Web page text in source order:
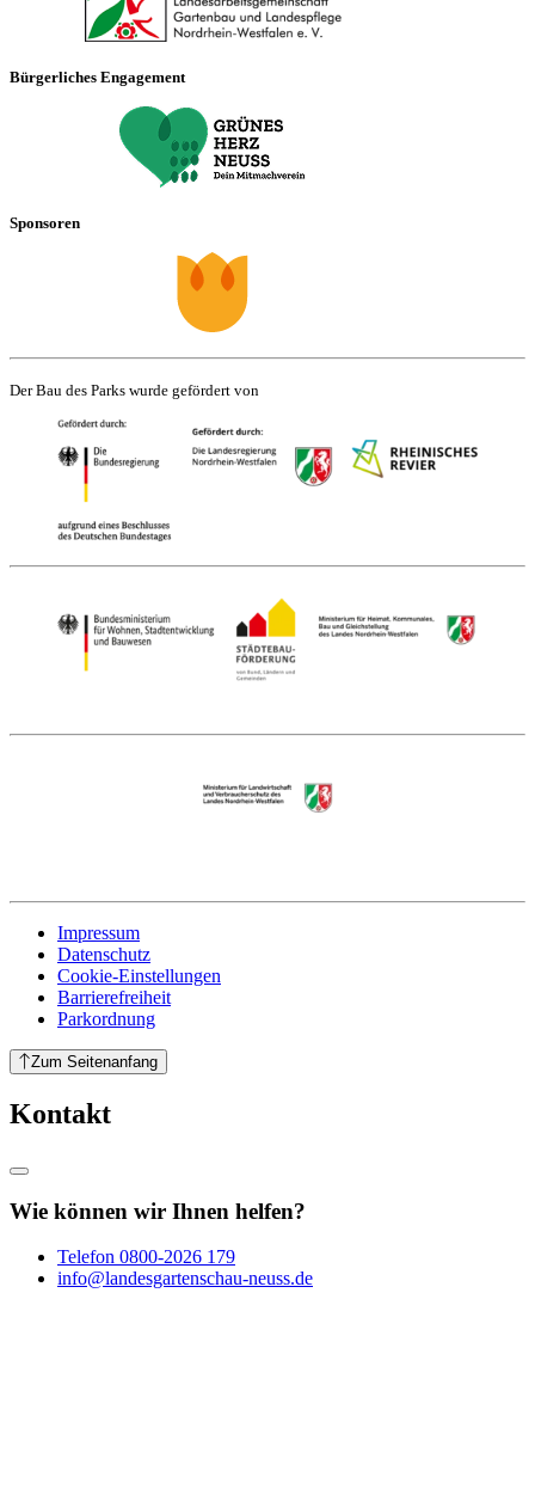
Bürgerliches Engagement
Sponsoren
Der Bau des Parks wurde gefördert von
Impressum
Datenschutz
Cookie-Einstellungen
Barrierefreiheit
Parkordnung
Zum Seitenanfang
Kontakt
Wie können wir Ihnen helfen?
Telefon 0800-2026 179
info@landesgartenschau-neuss.de